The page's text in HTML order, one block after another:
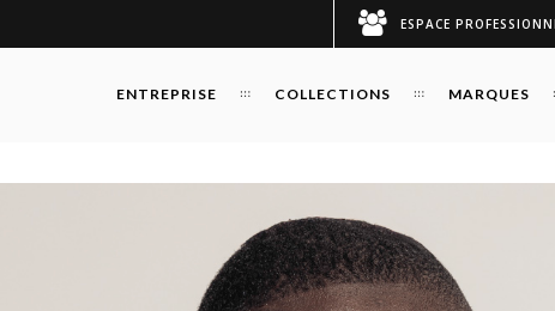
ESPACE
ENTREPRISE COLLECTIONS MARQUES